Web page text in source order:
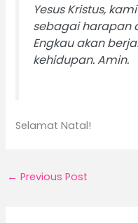
Yesus Kristus,
sebagai harapan
Engkau akan
kehidupan. Amin.
Selamat Natal!
← Previous Post